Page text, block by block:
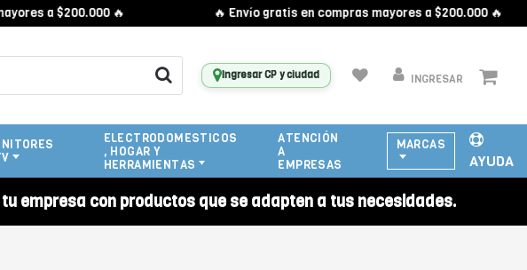
a $200.000 🔥 🔥 Envío gratis en compras mayores a $200.000 🔥
Ingresar CP y ciudad INGRESAR
ELECTRODOMESTICOS
, HOGAR Y
HERRAMIENTAS
ATENCIÓN
A
EMPRESAS
MARCAS
AYUDA
empresa con productos que se adapten a tus necesidades.